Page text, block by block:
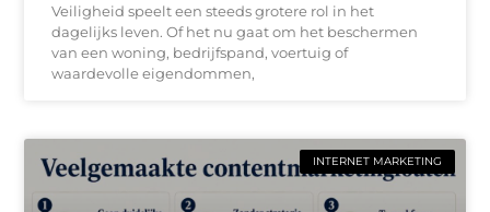
Veiligheid speelt een steeds grotere rol in het
dagelijks leven. Of het nu gaat om het beschermen
van een woning, bedrijfspand, voertuig of
waardevolle eigendommen,
INTERNET MARKETING